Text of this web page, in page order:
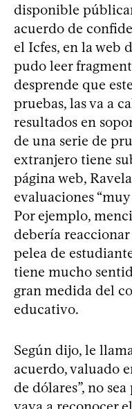
disponible
acuerdo de
el Icfes, en la web
pudo leer
desprende que
pruebas, las va a
resultados en
de una serie de
extranjero tiene
página web,
evaluaciones “muy
Por ejemplo,
debería
pelea de
tiene mucho
gran medida del
educativo.
Según dijo, le
acuerdo, valuado
de dólares”, no